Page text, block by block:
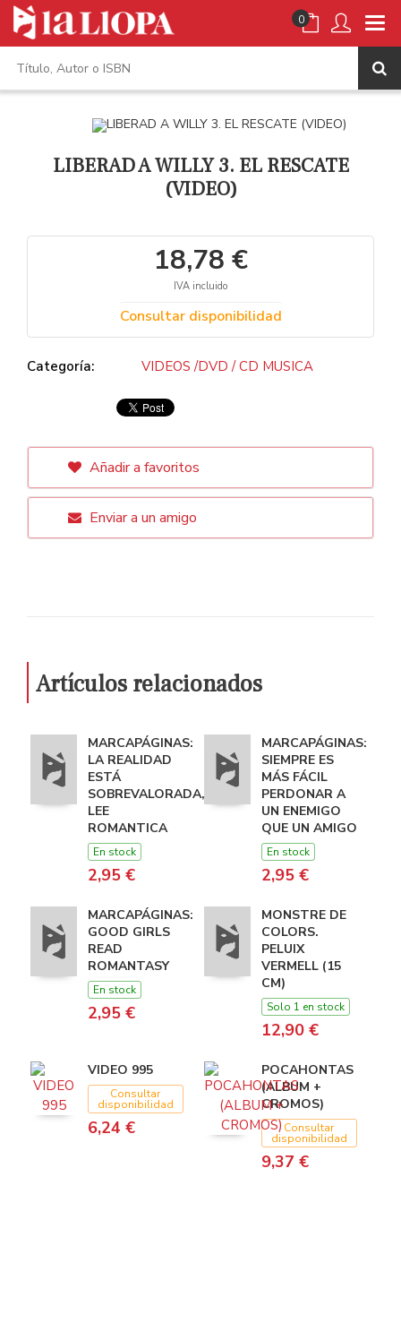
0
LIBERAD A WILLY 3. EL RESCATE
(VIDEO)
18,78 €
IVA incluido
Consultar disponibilidad
Categoría: VIDEOS /DVD / CD MUSICA
Añadir a favoritos
Enviar a un amigo
Artículos relacionados
MARCAPÁGINAS:
LA REALIDAD
ESTÁ
SOBREVALORADA,
LEE
ROMANTICA
En stock
2,95 €
MARCAPÁGINAS:
SIEMPRE ES
MÁS FÁCIL
PERDONAR A
UN ENEMIGO
QUE UN AMIGO
En stock
2,95 €
MARCAPÁGINAS:
GOOD GIRLS
READ
ROMANTASY
En stock
2,95 €
MONSTRE DE
COLORS.
PELUIX
VERMELL (15
CM)
Solo 1 en stock
12,90 €
VIDEO 995
Consultar
disponibilidad
6,24 €
POCAHONTAS
(ALBUM +
CROMOS)
Consultar
disponibilidad
9,37 €